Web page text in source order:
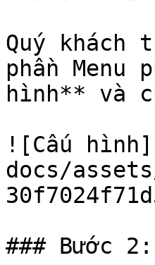
Quý khách
phần
hình** và
![Cấu
docs/
### Bước